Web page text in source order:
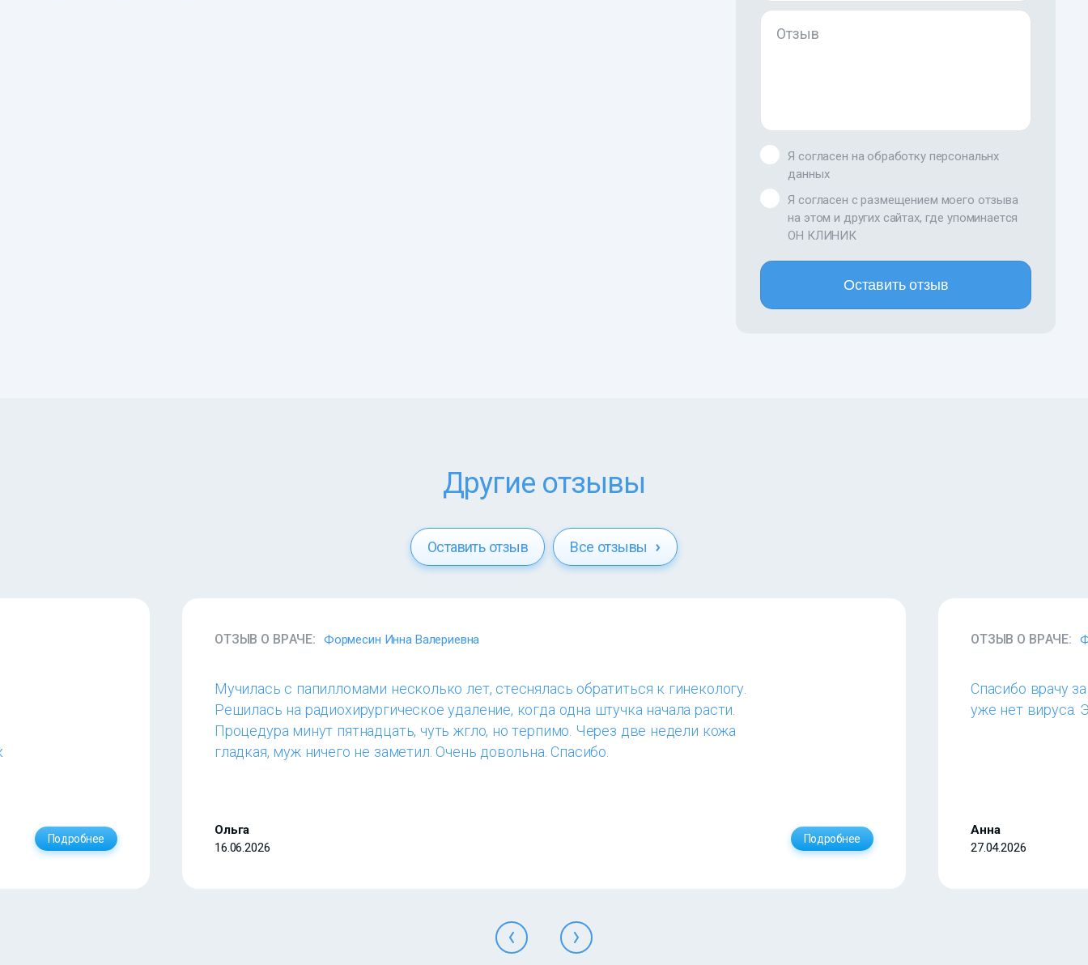
Отзыв
Я согласен на обработку персональнх
данных
Я согласен с размещением моего отзыва
на этом и других сайтах, где упоминается
ОН КЛИНИК
Оставить отзыв
Другие отзывы
Оставить отзыв Все отзывы
Подробнее
ОТЗЫВ О ВРАЧЕ: Формесин Инна Валериевна
Мучилась с папилломами несколько лет, стеснялась обратиться к гинекологу.
Решилась на радиохирургическое удаление, когда одна штучка начала расти.
Процедура минут пятнадцать, чуть жгло, но терпимо. Через две недели кожа
гладкая, муж ничего не заметил. Очень довольна. Спасибо.
Ольга
16.06.2026
Подробнее
ОТЗЫВ О ВРАЧЕ:
Спасибо врачу
уже нет вируса.
Анна
27.04.2026